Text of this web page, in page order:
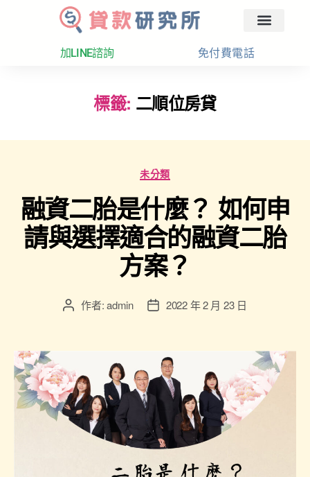
加LINE諮詢 免付費電話
標籤: 二順位房貸
未分類
融資二胎是什麼？ 如何申
請與選擇適合的融資二胎
方案？
作者:admin 2022 年 2 月 23 日